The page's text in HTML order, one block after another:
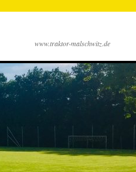
www.traktor-malschwitz.de